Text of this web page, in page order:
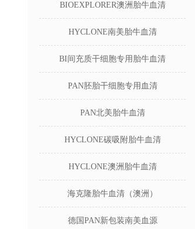
BIOEXPLORER澳洲胎牛血清
HYCLONE南美胎牛血清
BI间充质干细胞专用胎牛血清
PAN胚胎干细胞专用血清
PAN北美胎牛血清
HYCLONE碳吸附胎牛血清
HYCLONE澳洲胎牛血清
海克隆胎牛血清（澳洲）
德国PAN新包装南美血源